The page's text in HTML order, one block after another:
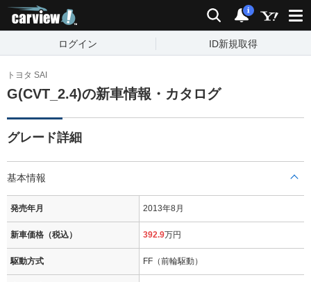
検索 通知
i
ログイン ID新規取得
トヨタ SAI
G(CVT_2.4)の新車情報・カタログ
グレード詳細
基本情報
発売年月 2013年8月
新車価格（税込） 392.9万円
駆動方式 FF（前輪駆動）